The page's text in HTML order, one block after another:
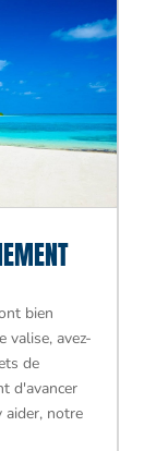
bien
valise, avez-
de
d'avancer
aider, notre